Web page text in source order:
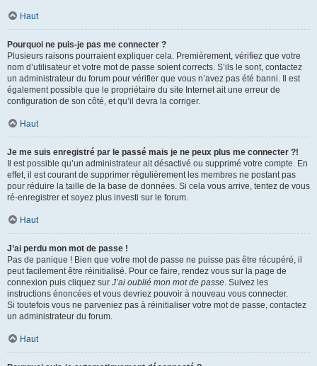
Haut
Pourquoi ne puis-je pas me connecter ?
Plusieurs raisons pourraient expliquer cela. Premièrement, vérifiez que votre
nom d’utilisateur et votre mot de passe soient corrects. S’ils le sont, contactez
un administrateur du forum pour vérifier que vous n’avez pas été banni. Il est
également possible que le propriétaire du site Internet ait une erreur de
configuration de son côté, et qu’il devra la corriger.
Haut
Je me suis enregistré par le passé mais je ne peux plus me connecter ?!
Il est possible qu’un administrateur ait désactivé ou supprimé votre compte. En
effet, il est courant de supprimer régulièrement les membres ne postant pas
pour réduire la taille de la base de données. Si cela vous arrive, tentez de vous
ré-enregistrer et soyez plus investi sur le forum.
Haut
J’ai perdu mon mot de passe !
Pas de panique ! Bien que votre mot de passe ne puisse pas être récupéré, il
peut facilement être réinitialisé. Pour ce faire, rendez vous sur la page de
connexion puis cliquez sur J’ai oublié mon mot de passe. Suivez les
instructions énoncées et vous devriez pouvoir à nouveau vous connecter.
Si toutefois vous ne parveniez pas à réinitialiser votre mot de passe, contactez
un administrateur du forum.
Haut